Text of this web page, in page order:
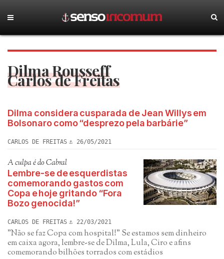
Dilma Rousseff
Carlos de Freitas
Dilma considera cusparada de Jean Willys em
Bolsonaro como “desprezo pela barbárie”
CARLOS DE FREITAS 26/05/2021
A culpa é do Cabral
Lembre-se de esquerdistas
comemorando gastos com
Copa e hoje gritando “Fora
Bozo genocida!”
CARLOS DE FREITAS 22/03/2021
"Não se faz Copa com hospital!" Se estamos sem dinheiro
em caixa agora, lembre-se de Dilma, Lula, Ciro e afins
comemorando bilhões torrados com estádios